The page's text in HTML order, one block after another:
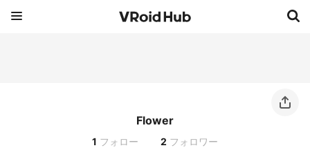
Flower
1 フォロー 2 フォロワー